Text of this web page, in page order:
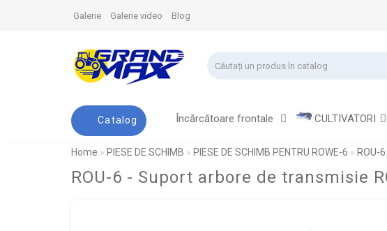
Galerie Galerie video Blog
Catalog Încărcătoare frontale CULTIVATORI
Home PIESE DE SCHIMB PIESE DE SCHIMB PENTRU ROWE-6 ROU-
ROU-6 - Suport arbore de transmisie